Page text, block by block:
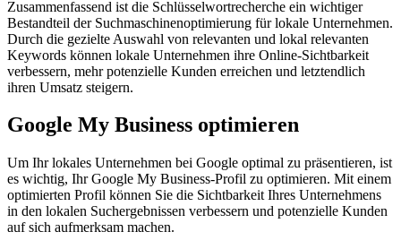
Zusammenfassend ist die Schlüsselwortrecherche ein wichtiger
Bestandteil der Suchmaschinenoptimierung für lokale Unternehmen.
Durch die gezielte Auswahl von relevanten und lokal relevanten
Keywords können lokale Unternehmen ihre Online-Sichtbarkeit
verbessern, mehr potenzielle Kunden erreichen und letztendlich
ihren Umsatz steigern.
Google My Business optimieren
Um Ihr lokales Unternehmen bei Google optimal zu präsentieren, ist
es wichtig, Ihr Google My Business-Profil zu optimieren. Mit einem
optimierten Profil können Sie die Sichtbarkeit Ihres Unternehmens
in den lokalen Suchergebnissen verbessern und potenzielle Kunden
auf sich aufmerksam machen.